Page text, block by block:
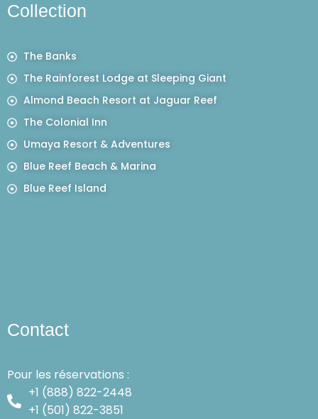
Collection
The Banks
The Rainforest Lodge at Sleeping Giant
Almond Beach Resort at Jaguar Reef
The Colonial Inn
Umaya Resort & Adventures
Blue Reef Beach & Marina
Blue Reef Island
Contact
Pour les réservations :
+1 (888) 822-2448
+1 (501) 822-3851